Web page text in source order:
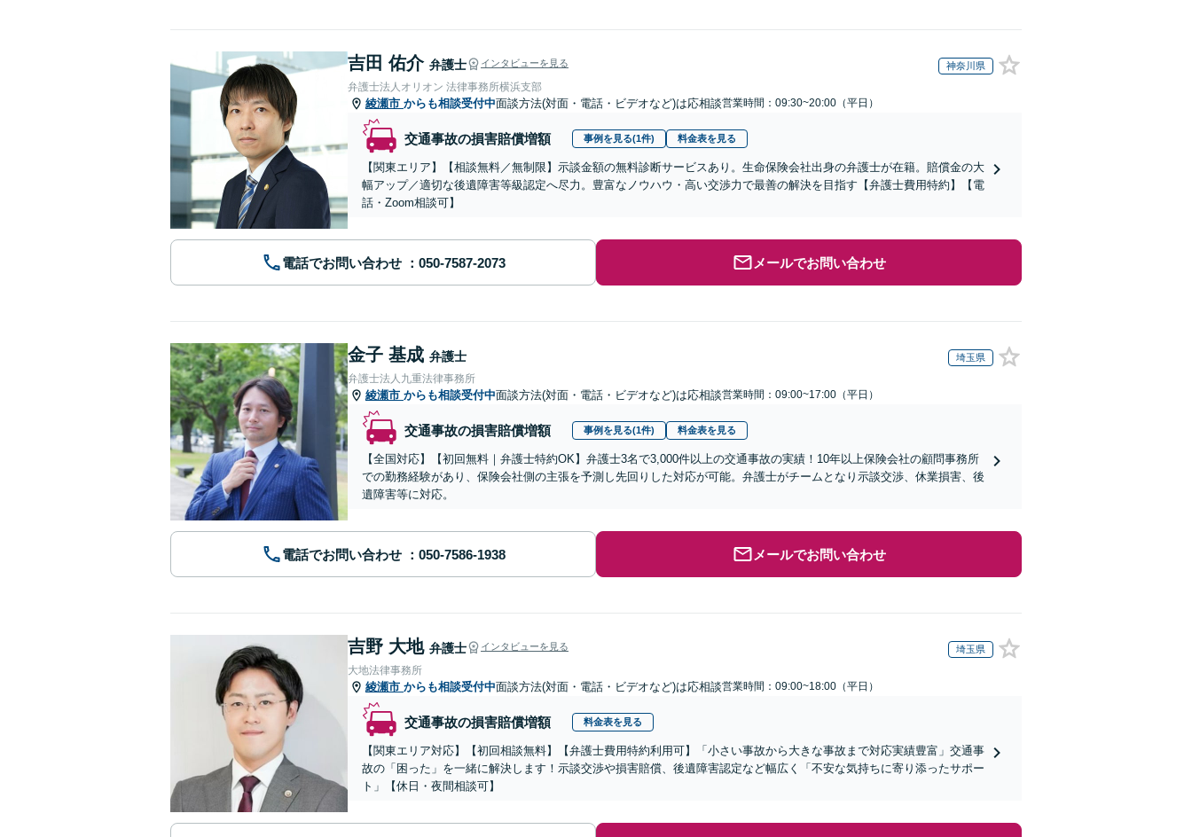
吉田 佑介 弁護士 インタビューを見る 神奈川県
弁護士法人オリオン 法律事務所横浜支部
綾瀬市 からも相談受付中面談方法(対面・電話・ビデオなど)は応相談営業時間：09:30~20:00（平日）
交通事故の損害賠償増額 事例を見る(1件) 料金表を見る
【関東エリア】【相談無料／無制限】示談金額の無料診断サービスあり。生命保険会社出身の弁護士が在籍。賠償金の大
幅アップ／適切な後遺障害等級認定へ尽力。豊富なノウハウ・高い交渉力で最善の解決を目指す【弁護士費用特約】【電
話・Zoom相談可】
電話でお問い合わせ メールでお問い合わせ
金子 基成 弁護士 埼玉県
弁護士法人九重法律事務所
綾瀬市 からも相談受付中面談方法(対面・電話・ビデオなど)は応相談営業時間：09:00~17:00（平日）
交通事故の損害賠償増額 事例を見る(1件) 料金表を見る
【全国対応】【初回無料｜弁護士特約OK】弁護士3名で3,000件以上の交通事故の実績！10年以上保険会社の顧問事務所
での勤務経験があり、保険会社側の主張を予測し先回りした対応が可能。弁護士がチームとなり示談交渉、休業損害、後
遺障害等に対応。
電話でお問い合わせ メールでお問い合わせ
吉野 大地 弁護士 インタビューを見る 埼玉県
大地法律事務所
綾瀬市 からも相談受付中面談方法(対面・電話・ビデオなど)は応相談営業時間：09:00~18:00（平日）
交通事故の損害賠償増額 料金表を見る
【関東エリア対応】【初回相談無料】【弁護士費用特約利用可】「小さい事故から大きな事故まで対応実績豊富」交通事
故の「困った」を一緒に解決します！示談交渉や損害賠償、後遺障害認定など幅広く「不安な気持ちに寄り添ったサポー
ト」【休日・夜間相談可】